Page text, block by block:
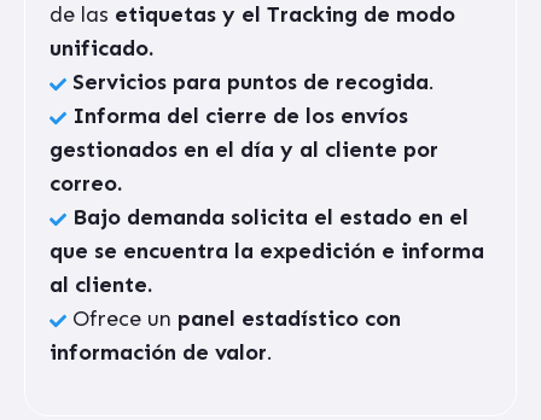
de las etiquetas y el Tracking de modo
unificado.
Servicios para puntos de recogida.
Informa del cierre de los envíos
gestionados en el día y al cliente por
correo.
Bajo demanda solicita el estado en el
que se encuentra la expedición e informa
al cliente.
Ofrece un panel estadístico con
información de valor.